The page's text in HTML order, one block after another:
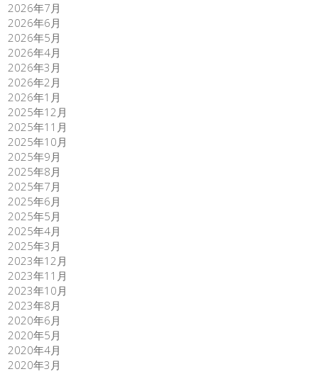
2026年7月
2026年6月
2026年5月
2026年4月
2026年3月
2026年2月
2026年1月
2025年12月
2025年11月
2025年10月
2025年9月
2025年8月
2025年7月
2025年6月
2025年5月
2025年4月
2025年3月
2023年12月
2023年11月
2023年10月
2023年8月
2020年6月
2020年5月
2020年4月
2020年3月